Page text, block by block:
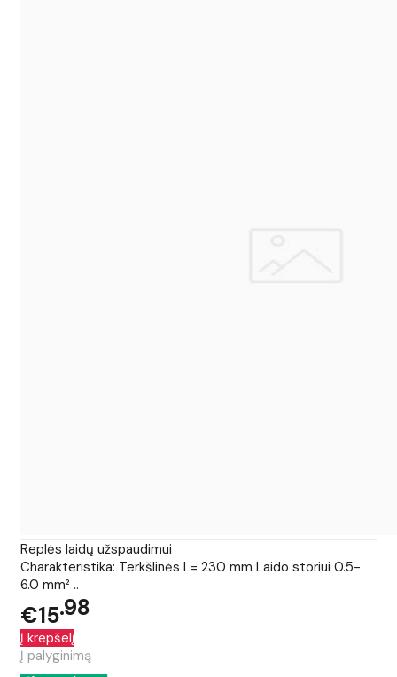
Replės laidų užspaudimui
Charakteristika: Terkšlinės L= 230 mm Laido storiui 0.5-
6.0 mm² ..
€1598
Į krepšelį
Į palyginimą